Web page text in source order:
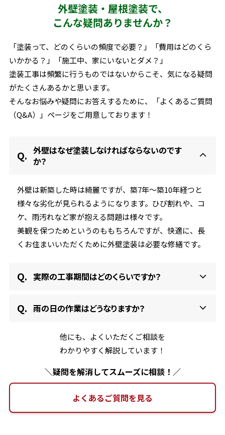
外壁塗装・屋根塗装で、
こんな疑問ありませんか？
「塗装って、どのくらいの頻度で必要？」「費用はどのくら
いかかる？」
「施工中、家にいないとダメ？」
塗装工事は頻繁に行うものではないからこそ、気になる疑問
がたくさんあるかと思います。
そんなお悩みや疑問にお答えするために、
「よくあるご質問
（Q&A）」ページをご用意しております！
外壁はなぜ塗装しなければならないのです
か？
外壁は新築した時は綺麗ですが、築7年〜築10年経つと
様々な劣化が見られるようになります。ひび割れや、コ
ケ、雨汚れなど家が抱える問題は様々です。
美観を保つためというのももちろんですが、快適に、長
くお住まいいただくために外壁塗装は必要な修繕です。
実際の工事期間はどのくらいですか？
雨の日の作業はどうなりますか？
他にも、よくいただくご相談を
わかりやすく解説しています！
＼疑問を解消してスムーズに相談！／
よくあるご質問を見る